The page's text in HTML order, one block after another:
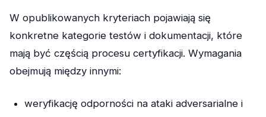
W opublikowanych kryteriach pojawiają się
konkretne kategorie testów i dokumentacji, które
mają być częścią procesu certyfikacji. Wymagania
obejmują między innymi:
weryfikację odporności na ataki adversarialne i